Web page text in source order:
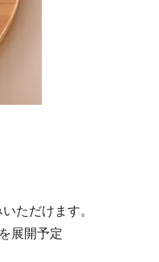
ただけます。
展開予定